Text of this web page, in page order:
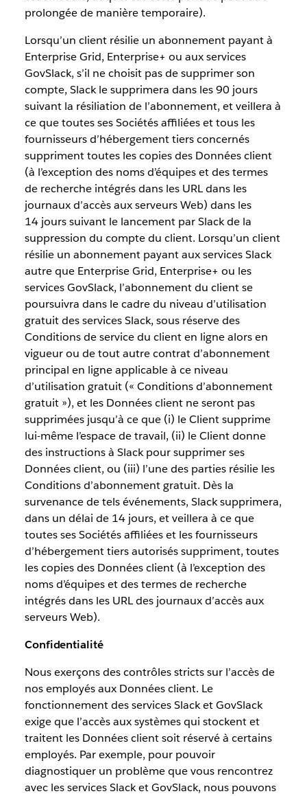
prolongée de manière temporaire).
Lorsqu’un client résilie un abonnement payant à
Enterprise Grid, Enterprise+ ou aux services
GovSlack, s’il ne choisit pas de supprimer son
compte, Slack le supprimera dans les 90 jours
suivant la résiliation de l’abonnement, et veillera à
ce que toutes ses Sociétés affiliées et tous les
fournisseurs d’hébergement tiers concernés
suppriment toutes les copies des Données client
(à l’exception des noms d’équipes et des termes
de recherche intégrés dans les URL dans les
journaux d’accès aux serveurs Web) dans les
14 jours suivant le lancement par Slack de la
suppression du compte du client. Lorsqu’un client
résilie un abonnement payant aux services Slack
autre que Enterprise Grid, Enterprise+ ou les
services GovSlack, l’abonnement du client se
poursuivra dans le cadre du niveau d’utilisation
gratuit des services Slack, sous réserve des
Conditions de service du client en ligne alors en
vigueur ou de tout autre contrat d’abonnement
principal en ligne applicable à ce niveau
d’utilisation gratuit (« Conditions d’abonnement
gratuit »), et les Données client ne seront pas
supprimées jusqu’à ce que (i) le Client supprime
lui-même l’espace de travail, (ii) le Client donne
des instructions à Slack pour supprimer ses
Données client, ou (iii) l’une des parties résilie les
Conditions d’abonnement gratuit. Dès la
survenance de tels événements, Slack supprimera,
dans un délai de 14 jours, et veillera à ce que
toutes ses Sociétés affiliées et les fournisseurs
d’hébergement tiers autorisés suppriment, toutes
les copies des Données client (à l’exception des
noms d’équipes et des termes de recherche
intégrés dans les URL des journaux d’accès aux
serveurs Web).
Confidentialité
Nous exerçons des contrôles stricts sur l’accès de
nos employés aux Données client. Le
fonctionnement des services Slack et GovSlack
exige que l’accès aux systèmes qui stockent et
traitent les Données client soit réservé à certains
employés. Par exemple, pour pouvoir
diagnostiquer un problème que vous rencontrez
avec les services Slack et GovSlack, nous pouvons